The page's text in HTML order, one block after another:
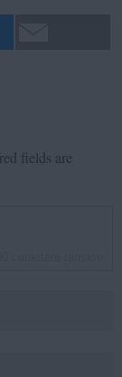
fields are